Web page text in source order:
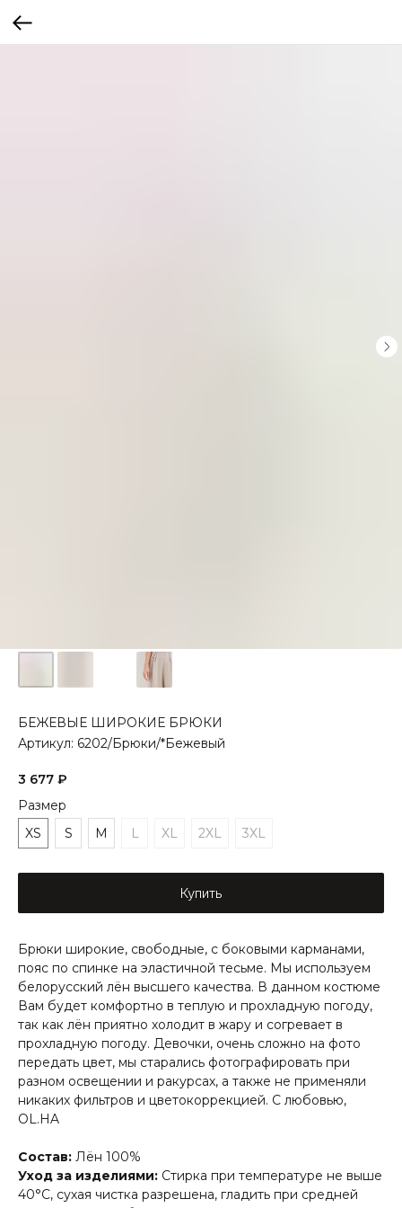
БЕЖЕВЫЕ ШИРОКИЕ БРЮКИ
Артикул: 6202/Брюки/*Бежевый
3 677 ₽
Размер
XS
S M L XL 2XL 3XL
Купить
Брюки широкие, свободные, с боковыми карманами,
пояс по спинке на эластичной тесьме. Мы используем
белорусский лён высшего качества. В данном костюме
Вам будет комфортно в теплую и прохладную погоду,
так как лён приятно холодит в жару и согревает в
прохладную погоду. Девочки, очень сложно на фото
передать цвет, мы старались фотографировать при
разном освещении и ракурсах, а также не применяли
никаких фильтров и цветокоррекцией. С любовью,
OL.HA
Состав: Лён 100%
Уход за изделиями: Стирка при температуре не выше
40°C, сухая чистка разрешена, гладить при средней